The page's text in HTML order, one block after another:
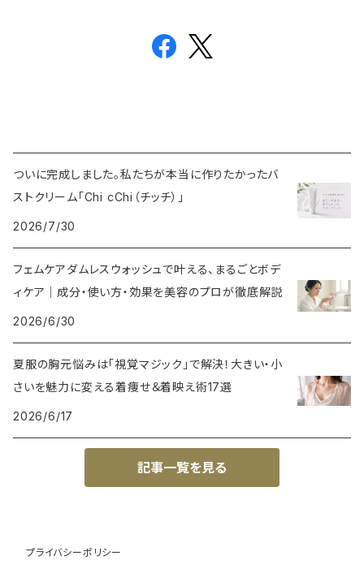
ついに完成しました。私たちが本当に作りたかったバ
ストクリーム「Chi cChi（チッチ）」
2026/7/30
フェムケアダムレスウォッシュで叶える、まるごとボデ
ィケア｜成分・使い方・効果を美容のプロが徹底解説
2026/6/30
夏服の胸元悩みは「視覚マジック」で解決！大きい・小
さいを魅力に変える着痩せ＆着映え術17選
2026/6/17
記事一覧を見る
プライバシーポリシー